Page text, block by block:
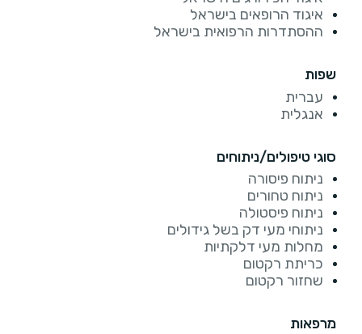
איגוד הרופאים בישראל
ההסתדרות הרפואית בישראל
שפות
עברית
אנגלית
סוגי טיפולים/ניתוחים
ניתוח פיסורה
ניתוח טחורים
ניתוח פיסטולה
ניתוחי מעי דק בשל גידולים
מחלות מעי דלקתיות
כריתת רקטום
שחזור רקטום
מרפאות